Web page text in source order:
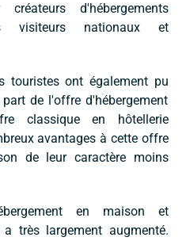
d'hébergements
visiteurs nationaux et
touristes ont également pu
de l'offre d'hébergement
classique en hôtellerie
avantages à cette offre
de leur caractère moins
en maison et
très largement augmenté.